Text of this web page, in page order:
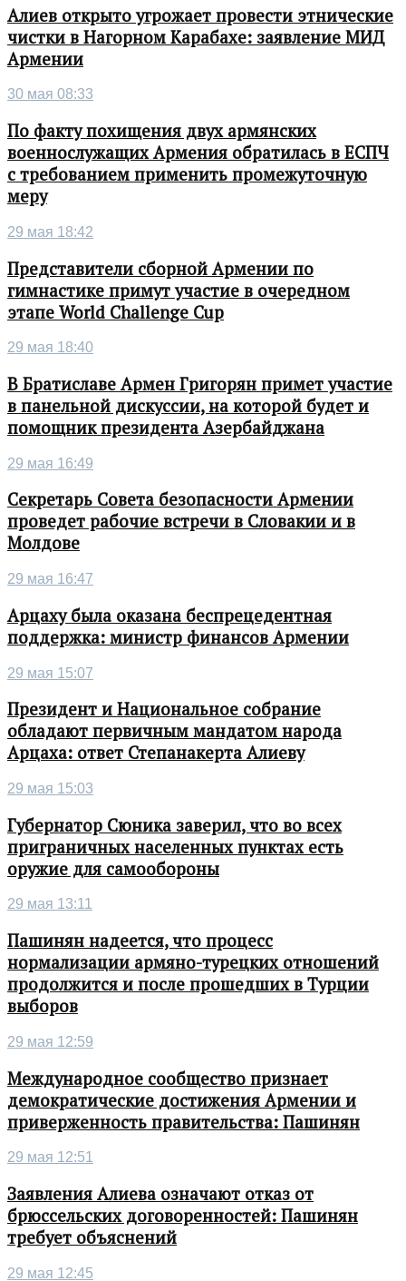
Алиев открыто угрожает провести этнические
чистки в Нагорном Карабахе: заявление МИД
Армении
30 мая 08:33
По факту похищения двух армянских
военнослужащих Армения обратилась в ЕСПЧ
с требованием применить промежуточную
меру
29 мая 18:42
Представители сборной Армении по
гимнастике примут участие в очередном
этапе World Challenge Cup
29 мая 18:40
В Братиславе Армен Григорян примет участие
в панельной дискуссии, на которой будет и
помощник президента Азербайджана
29 мая 16:49
Секретарь Совета безопасности Армении
проведет рабочие встречи в Словакии и в
Молдове
29 мая 16:47
Арцаху была оказана беспрецедентная
поддержка: министр финансов Армении
29 мая 15:07
Президент и Национальное собрание
обладают первичным мандатом народа
Арцаха: ответ Степанакерта Алиеву
29 мая 15:03
Губернатор Сюника заверил, что во всех
приграничных населенных пунктах есть
оружие для самообороны
29 мая 13:11
Пашинян надеется, что процесс
нормализации армяно-турецких отношений
продолжится и после прошедших в Турции
выборов
29 мая 12:59
Международное сообщество признает
демократические достижения Армении и
приверженность правительства: Пашинян
29 мая 12:51
Заявления Алиева означают отказ от
брюссельских договоренностей: Пашинян
требует объяснений
29 мая 12:45